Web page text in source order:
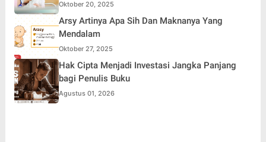
Oktober 20, 2025
Arsy Artinya Apa Sih Dan Maknanya Yang
Mendalam
Oktober 27, 2025
Hak Cipta Menjadi Investasi Jangka Panjang
bagi Penulis Buku
Agustus 01, 2026